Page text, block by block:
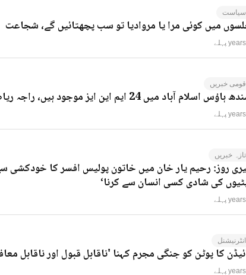
سیاست
میں کوئی مرا یا مروادیا تو سب پچھتائیں گے، شجاعت
قومی خبریں
اسلام آباد میں 24 ایم این ایز موجود ہیں، راجہ ریاض کا انکشاف
تازہ خبریں
روز: رحیم یار خان میں خاتون پولیس افسر کا خودکشی سے
کی شادی کسی انسان سے کرنا‘
انٹرنیشنل
کا پوٹن کو جنگی مجرم کہنا 'ناقابل قبول اور ناقابل